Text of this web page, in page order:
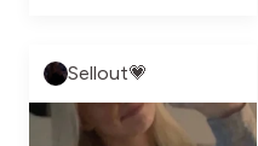
Sellout💗